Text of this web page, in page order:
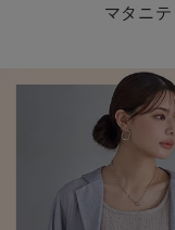
マタニティ トップス
マタニティ アウター（コ
マタニティ 授乳 キャミソ
産褥ショーツ
骨盤・マタニティベルト
産後 ガードル インナー
マタニティ ドレス（結婚
マタニティ フォーマル パ
【アウトレット】パジャ
【アウトレット】インナ
【アウトレット】ベビー
コットン素材
接触冷感素材
Tシャツブラ
マタニ